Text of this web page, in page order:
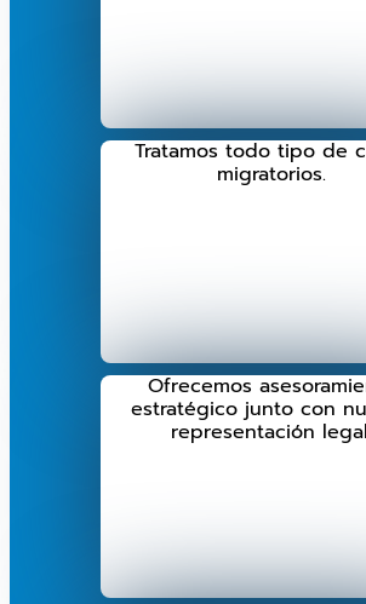
Tratamos todo tipo de
migratorios.
Ofrecemos
estratégico junto con
representación